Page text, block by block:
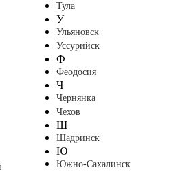
Тула
У
Ульяновск
Уссурийск
Ф
Феодосия
Ч
Чернянка
Чехов
Ш
Шадринск
Ю
Южно-Сахалинск